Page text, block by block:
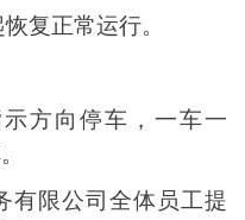
复正常运行。
方向停车，一车一
有限公司全体员工提